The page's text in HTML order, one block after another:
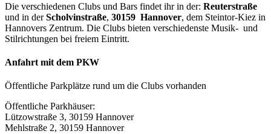
Die verschiedenen Clubs und Bars findet ihr in der: Reuterstraße
und in derScholvinstraße, 30159 Hannover, dem Steintor-Kiez in
Hannovers Zentrum. Die Clubs bieten verschiedenste Musik- und
Stilrichtungen bei freiem Eintritt.
Anfahrt mit dem PKW
Öffentliche Parkplätze rund um die Clubs vorhanden
Öffentliche Parkhäuser:
Lützowstraße 3, 30159 Hannover
Mehlstraße 2, 30159 Hannover